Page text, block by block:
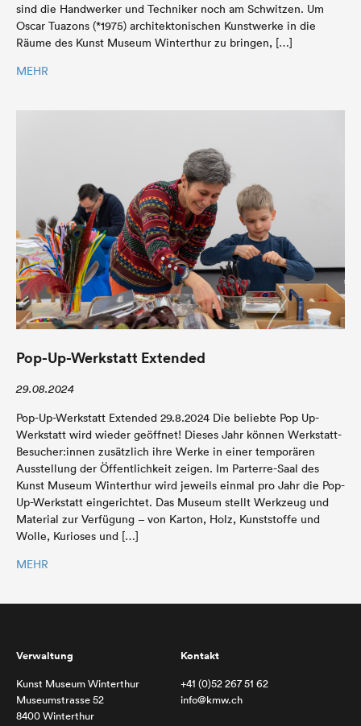
sind die Handwerker und Techniker noch am Schwitzen. Um
Oscar Tuazons (*1975) architektonischen Kunstwerke in die
Räume des Kunst Museum Winterthur zu bringen, […]
MEHR
Pop-Up-Werkstatt Extended
29.08.2024
Pop-Up-Werkstatt Extended 29.8.2024 Die beliebte Pop Up-
Werkstatt wird wieder geöffnet! Dieses Jahr können Werkstatt-
Besucher:innen zusätzlich ihre Werke in einer temporären
Ausstellung der Öffentlichkeit zeigen. Im Parterre-Saal des
Kunst Museum Winterthur wird jeweils einmal pro Jahr die Pop-
Up-Werkstatt eingerichtet. Das Museum stellt Werkzeug und
Material zur Verfügung – von Karton, Holz, Kunststoffe und
Wolle, Kurioses und […]
MEHR
Verwaltung
Kunst Museum Winterthur
Museumstrasse 52
8400 Winterthur
Kontakt
+41 (0)52 267 51 62
info@kmw.ch